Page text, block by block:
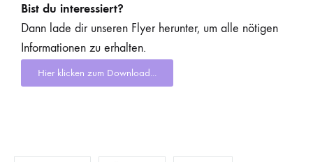
Bist du interessiert?
Dann lade dir unseren Flyer herunter, um alle nötigen
Informationen zu erhalten.
Hier klicken zum Download...